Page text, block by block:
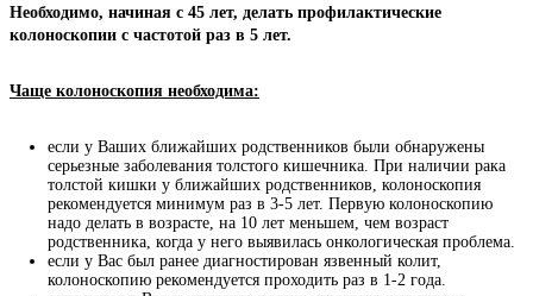
Необходимо, начиная с 45 лет, делать профилактические
колоноскопии с частотой раз в 5 лет.
Чаще колоноскопия необходима:
если у Ваших ближайших родственников были обнаружены
серьезные заболевания толстого кишечника. При наличии рака
толстой кишки у ближайших родственников, колоноскопия
рекомендуется минимум раз в 3-5 лет. Первую колоноскопию
надо делать в возрасте, на 10 лет меньшем, чем возраст
родственника, когда у него выявилась онкологическая проблема.
если у Вас был ранее диагностирован язвенный колит,
колоноскопию рекомендуется проходить раз в 1-2 года.